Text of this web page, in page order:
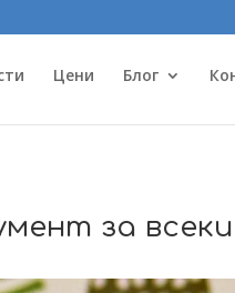
Цени Блог
за всеки